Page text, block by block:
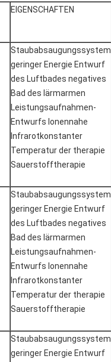
EIGENSCHAFTEN
Staubabsaugungssystem
geringer Energie Entwurf
des Luftbades negatives
Bad des lärmarmen
Leistungsaufnahmen-
Entwurfs Ionennahe
Infrarotkonstanter
Temperatur der therapie
Sauerstofftherapie
Staubabsaugungssystem
geringer Energie Entwurf
des Luftbades negatives
Bad des lärmarmen
Leistungsaufnahmen-
Entwurfs Ionennahe
Infrarotkonstanter
Temperatur der therapie
Sauerstofftherapie
Staubabsaugungssystem
geringer Energie Entwurf